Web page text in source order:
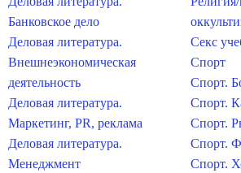
Банковское дело
Деловая литература.
Внешнеэкономическая
деятельность
Деловая литература.
Маркетинг, PR, реклама
Деловая литература.
Менеджмент
Секс
Спорт
Спорт.
Спорт.
Спорт.
Спорт.
Спорт.